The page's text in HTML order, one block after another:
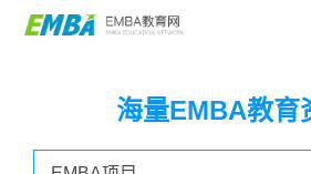
海量EMBA教育